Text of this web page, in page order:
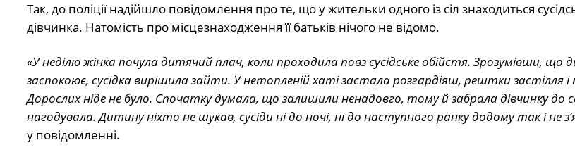
Так, до поліції надійшло повідомлення про те, що у жительки одного із сіл знаходиться
дівчинка. Натомість про місцезнаходження її батьків нічого не відомо.
«У неділю жінка почула дитячий плач, коли проходила повз сусідське обійстя. Зрозумівши, що
заспокоює, сусідка вирішила зайти. У нетопленій хаті застала розгардіяш, рештки застілля
Дорослих ніде не було. Спочатку думала, що залишили ненадовго, тому й забрала дівчинку до
нагодувала. Дитину ніхто не шукав, сусіди ні до ночі, ні до наступного ранку додому так і не
у повідомленні.